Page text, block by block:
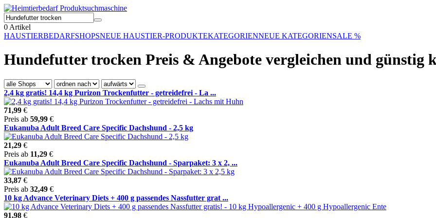
0 Artikel
HAUSTIERBEDARFSHOPSNEUE HAUSTIER-PRODUKTEKATEGORIENNEUE KATEGORIENSALE %
Hundefutter trocken Preis & Angebote vergleichen und günstig
2,4 kg gratis! 14,4 kg Purizon Trockenfutter - getreidefrei - La ...
71,99 €
Preis ab 59,99 €
Eukanuba Adult Breed Care Specific Dachshund - 2,5 kg
21,29 €
Preis ab 11,29 €
Eukanuba Adult Breed Care Specific Dachshund - Sparpaket: 3 x 2, ...
33,87 €
Preis ab 32,49 €
10 kg Advance Veterinary Diets + 400 g passendes Nassfutter grat ...
91,98 €